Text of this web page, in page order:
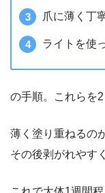
爪に薄く丁
ライトを使
の手順。これらを
薄く塗り重ねるの
その後剥がれやす